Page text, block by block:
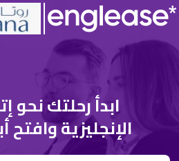
ابدأ رحلتك نحو
الإنجليزية